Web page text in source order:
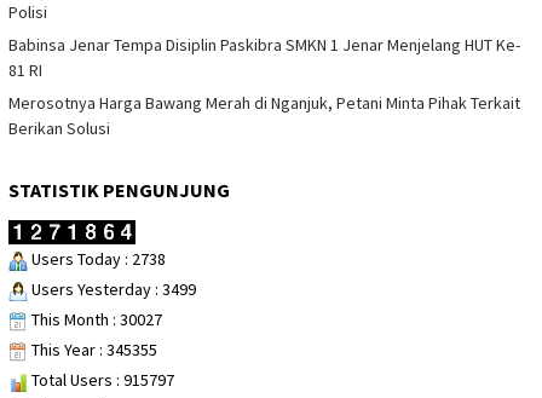
Polisi
Babinsa Jenar Tempa Disiplin Paskibra SMKN 1 Jenar Menjelang HUT Ke-
81 RI
Merosotnya Harga Bawang Merah di Nganjuk, Petani Minta Pihak Terkait
Berikan Solusi
STATISTIK PENGUNJUNG
Users Today : 2738
Users Yesterday : 3499
This Month : 30027
This Year : 345355
Total Users : 915797